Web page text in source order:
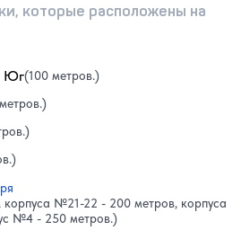
которые расположены на
Юг(100 метров.)
№21-22 - 200 метров, корпуса
№4 - 250 метров.)